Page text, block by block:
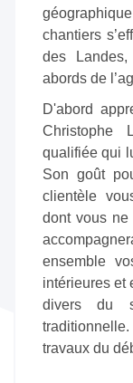
chantiers
des Landes,
abords de
D'abord
Christophe
qualifiée qui
Son goût
clientèle
dont vous ne
ensemble
intérieures et
divers du
travaux du